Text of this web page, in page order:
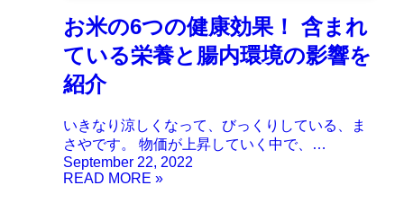
お米の6つの健康効果！ 含まれ
ている栄養と腸内環境の影響を
紹介
いきなり涼しくなって、びっくりしている、ま
さやです。 物価が上昇していく中で、…
September 22, 2022